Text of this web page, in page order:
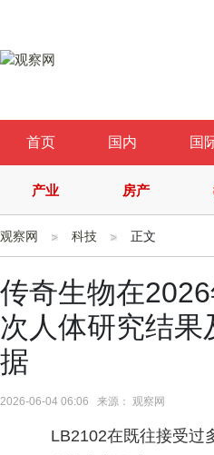
首页 国内 国
产业 房产
观察网 科技 正文
传奇生物在
次人体研究结
据
2026-06-04 06:06 来源： 观察网
LB2102在既往接受过